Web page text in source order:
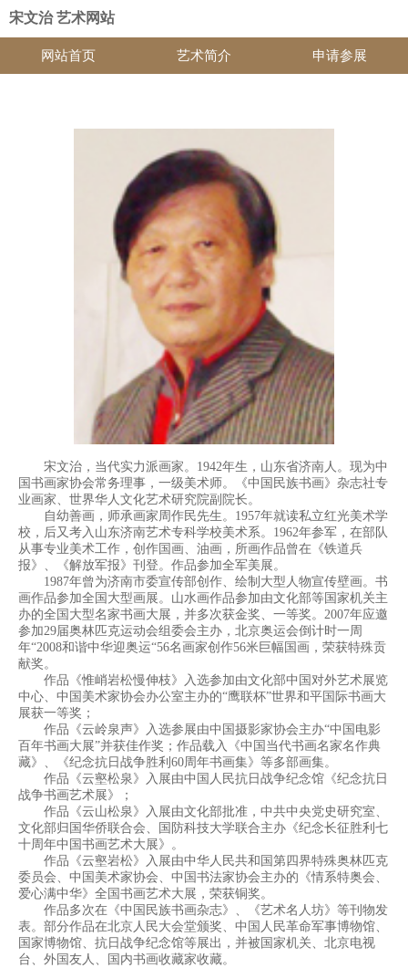
宋文治 艺术网站
网站首页 艺术简介 申请参展
宋文治，当代实力派画家。1942年生，山东省济南人。现为中
国书画家协会常务理事，一级美术师。《中国民族书画》杂志社专
业画家、世界华人文化艺术研究院副院长。
自幼善画，师承画家周作民先生。1957年就读私立红光美术学
校，后又考入山东济南艺术专科学校美术系。1962年参军，在部队
从事专业美术工作，创作国画、油画，所画作品曾在《铁道兵
报》、《解放军报》刊登。作品参加全军美展。
1987年曾为济南市委宣传部创作、绘制大型人物宣传壁画。书
画作品参加全国大型画展。山水画作品参加由文化部等国家机关主
办的全国大型名家书画大展，并多次获金奖、一等奖。2007年应邀
参加29届奥林匹克运动会组委会主办，北京奥运会倒计时一周
年“2008和谐中华迎奥运“56名画家创作56米巨幅国画，荣获特殊贡
献奖。
作品《惟峭岩松慢伸枝》入选参加由文化部中国对外艺术展览
中心、中国美术家协会办公室主办的“鹰联杯”世界和平国际书画大
展获一等奖；
作品《云岭泉声》入选参展由中国摄影家协会主办“中国电影
百年书画大展”并获佳作奖；作品载入《中国当代书画名家名作典
藏》、《纪念抗日战争胜利60周年书画集》等多部画集。
作品《云壑松泉》入展由中国人民抗日战争纪念馆《纪念抗日
战争书画艺术展》；
作品《云山松泉》入展由文化部批准，中共中央党史研究室、
文化部归国华侨联合会、国防科技大学联合主办《纪念长征胜利七
十周年中国书画艺术大展》。
作品《云壑岩松》入展由中华人民共和国第四界特殊奥林匹克
委员会、中国美术家协会、中国书法家协会主办的《情系特奥会、
爱心满中华》全国书画艺术大展，荣获铜奖。
作品多次在《中国民族书画杂志》、《艺术名人坊》等刊物发
表。部分作品在北京人民大会堂颁奖、中国人民革命军事博物馆、
国家博物馆、抗日战争纪念馆等展出，并被国家机关、北京电视
台、外国友人、国内书画收藏家收藏。